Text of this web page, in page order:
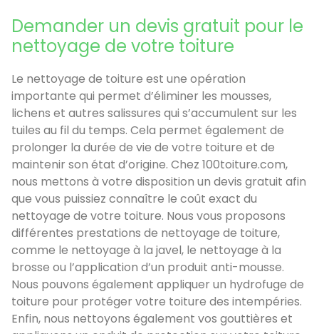
Demander un devis gratuit pour le
nettoyage de votre toiture
Le nettoyage de toiture est une opération
importante qui permet d’éliminer les mousses,
lichens et autres salissures qui s’accumulent sur les
tuiles au fil du temps. Cela permet également de
prolonger la durée de vie de votre toiture et de
maintenir son état d’origine. Chez 100toiture.com,
nous mettons à votre disposition un devis gratuit afin
que vous puissiez connaître le coût exact du
nettoyage de votre toiture. Nous vous proposons
différentes prestations de nettoyage de toiture,
comme le nettoyage à la javel, le nettoyage à la
brosse ou l’application d’un produit anti-mousse.
Nous pouvons également appliquer un hydrofuge de
toiture pour protéger votre toiture des intempéries.
Enfin, nous nettoyons également vos gouttières et